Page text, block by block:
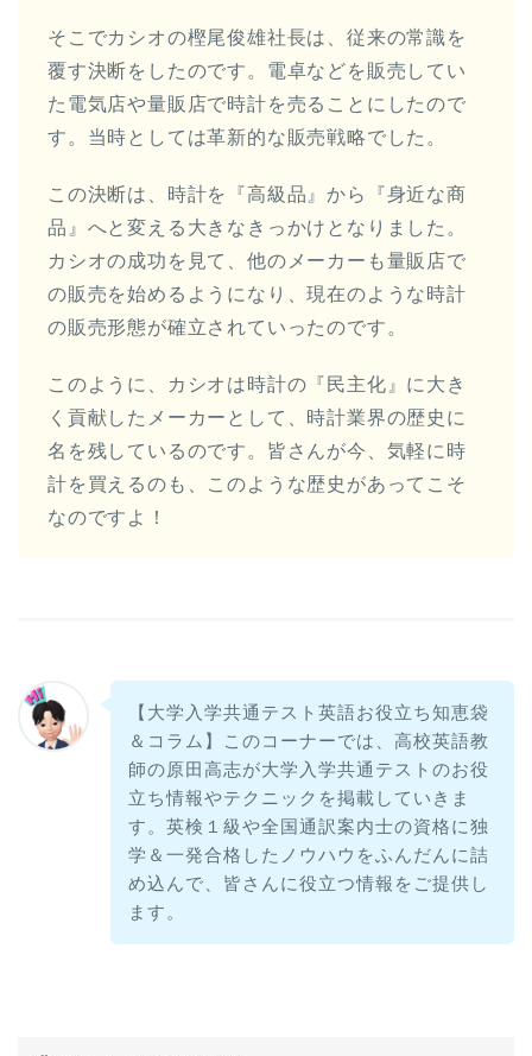
そこでカシオの樫尾俊雄社長は、従来の常識を
覆す決断をしたのです。電卓などを販売してい
た電気店や量販店で時計を売ることにしたので
す。当時としては革新的な販売戦略でした。
この決断は、時計を『高級品』から『身近な商
品』へと変える大きなきっかけとなりました。
カシオの成功を見て、他のメーカーも量販店で
の販売を始めるようになり、現在のような時計
の販売形態が確立されていったのです。
このように、カシオは時計の『民主化』に大き
く貢献したメーカーとして、時計業界の歴史に
名を残しているのです。皆さんが今、気軽に時
計を買えるのも、このような歴史があってこそ
なのですよ！
【大学入学共通テスト英語お役立ち知恵袋
＆コラム】このコーナーでは、高校英語教
師の原田高志が大学入学共通テストのお役
立ち情報やテクニックを掲載していきま
す。英検１級や全国通訳案内士の資格に独
学＆一発合格したノウハウをふんだんに詰
め込んで、皆さんに役立つ情報をご提供し
ます。